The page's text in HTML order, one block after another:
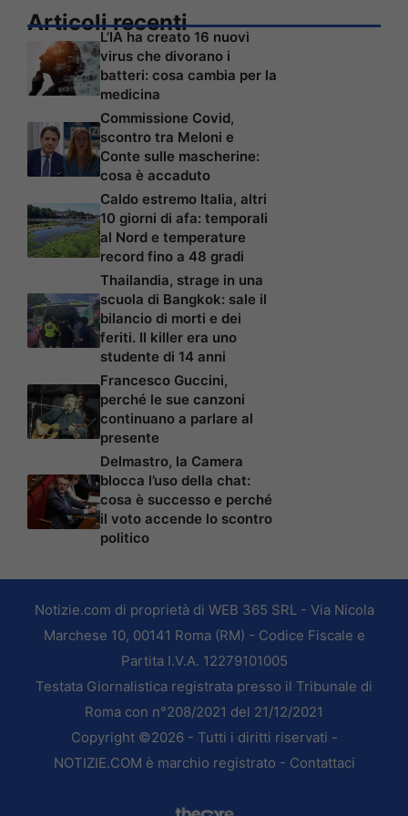
Articoli recenti
L’IA ha creato 16 nuovi
virus che divorano i
batteri: cosa cambia per la
medicina
Commissione Covid,
scontro tra Meloni e
Conte sulle mascherine:
cosa è accaduto
Caldo estremo Italia, altri
10 giorni di afa: temporali
al Nord e temperature
record fino a 48 gradi
Thailandia, strage in una
scuola di Bangkok: sale il
bilancio di morti e dei
feriti. Il killer era uno
studente di 14 anni
Francesco Guccini,
perché le sue canzoni
continuano a parlare al
presente
Delmastro, la Camera
blocca l’uso della chat:
cosa è successo e perché
il voto accende lo scontro
politico
Notizie.com di proprietà di WEB 365 SRL - Via Nicola
Marchese 10, 00141 Roma (RM) - Codice Fiscale e
Partita I.V.A. 12279101005
Testata Giornalistica registrata presso il Tribunale di
Roma con n°208/2021 del 21/12/2021
Copyright ©2026 - Tutti i diritti riservati -
NOTIZIE.COM è marchio registrato - Contattaci